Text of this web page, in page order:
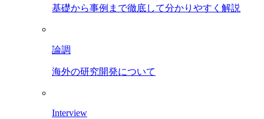
基礎から事例まで徹底して分かりやすく解説
論調
海外の研究開発について
Interview